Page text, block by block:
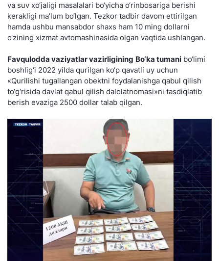
va suv xo‘jaligi masalalari bo‘yicha o‘rinbosariga berishi
kerakligi ma’lum bo‘lgan. Tezkor tadbir davom ettirilgan
hamda ushbu mansabdor shaxs ham 10 ming dollarni
o‘zining xizmat avtomashinasida olgan vaqtida ushlangan.
Favqulodda vaziyatlar vazirligining Bo‘ka tumani bo‘limi
boshlig‘i 2022 yilda qurilgan ko‘p qavatli uy uchun
«Qurilishi tugallangan obektni foydalanishga qabul qilish
to‘g‘risida davlat qabul qilish dalolatnomasi»ni tasdiqlatib
berish evaziga 2500 dollar talab qilgan.